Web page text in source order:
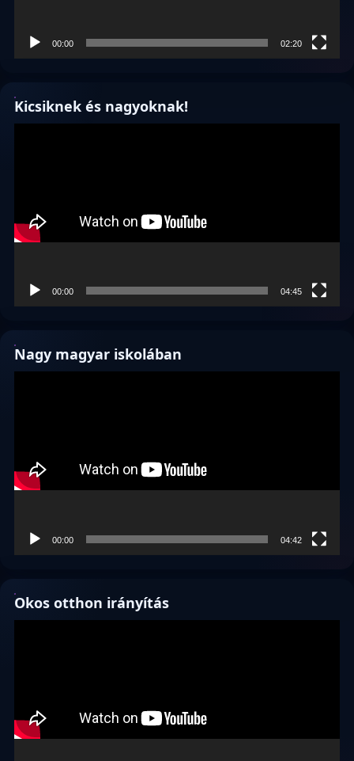
00:00 02:20
Kicsiknek és nagyoknak!
00:00 04:45
Nagy magyar iskolában
00:00 04:42
Okos otthon irányítás